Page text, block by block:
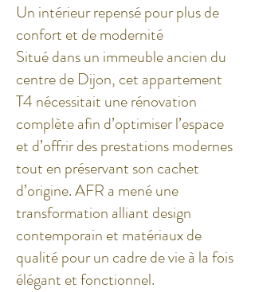
Un intérieur repensé pour plus de
confort et de modernité
Situé dans un immeuble ancien du
centre de Dijon, cet appartement
T4 nécessitait une rénovation
complète afin d’optimiser l’espace
et d’offrir des prestations modernes
tout en préservant son cachet
d’origine. AFR a mené une
transformation alliant design
contemporain et matériaux de
qualité pour un cadre de vie à la fois
élégant et fonctionnel.